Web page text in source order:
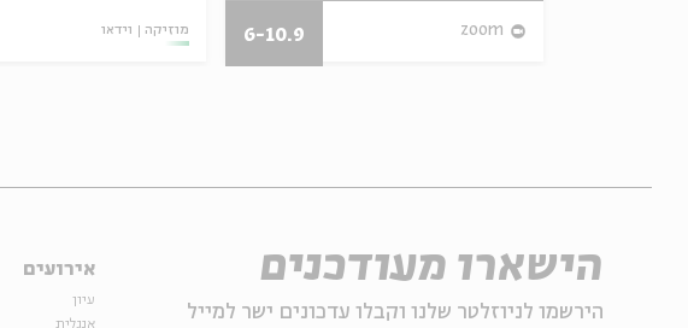
מוזיקה וידאו zoom
6-10.9
הישארו מעודכנים
הירשמו לניוזלטר שלנו וקבלו עדכונים ישר למייל
אירועים
עיון
אנגלית